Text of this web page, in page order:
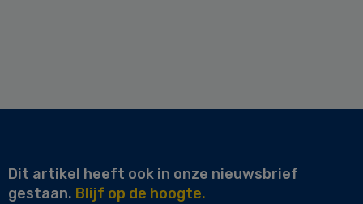
Dit artikel heeft ook in onze nieuwsbrief
gestaan. Blijf op de hoogte.